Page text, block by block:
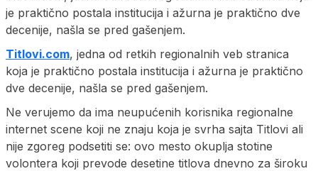
je praktično postala institucija i ažurna je praktično dve
decenije, našla se pred gašenjem.
Titlovi.com, jedna od retkih regionalnih veb stranica
koja je praktično postala institucija i ažurna je praktično
dve decenije, našla se pred gašenjem.
Ne verujemo da ima neupućenih korisnika regionalne
internet scene koji ne znaju koja je svrha sajta Titlovi ali
nije zgoreg podsetiti se: ovo mesto okuplja stotine
volontera koji prevode desetine titlova dnevno za široku